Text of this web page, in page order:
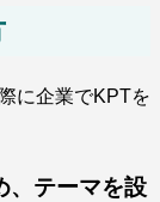
に企業でKPTを
、テーマを設